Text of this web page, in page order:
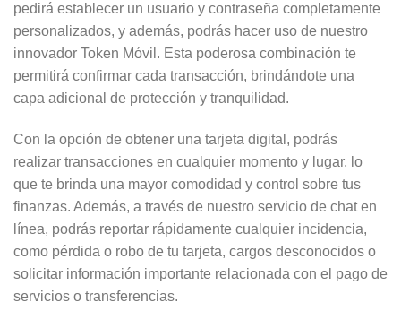
pedirá establecer un usuario y contraseña completamente
personalizados, y además, podrás hacer uso de nuestro
innovador Token Móvil. Esta poderosa combinación te
permitirá confirmar cada transacción, brindándote una
capa adicional de protección y tranquilidad.
Con la opción de obtener una tarjeta digital, podrás
realizar transacciones en cualquier momento y lugar, lo
que te brinda una mayor comodidad y control sobre tus
finanzas. Además, a través de nuestro servicio de chat en
línea, podrás reportar rápidamente cualquier incidencia,
como pérdida o robo de tu tarjeta, cargos desconocidos o
solicitar información importante relacionada con el pago de
servicios o transferencias.